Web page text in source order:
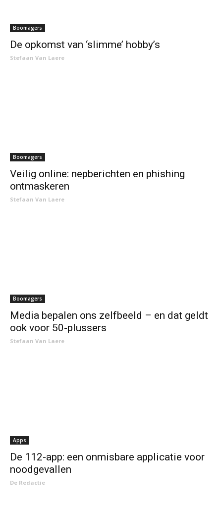
Boomagers
De opkomst van ‘slimme’ hobby’s
Stefaan Van Laere
Boomagers
Veilig online: nepberichten en phishing
ontmaskeren
Stefaan Van Laere
Boomagers
Media bepalen ons zelfbeeld – en dat geldt
ook voor 50-plussers
Stefaan Van Laere
Apps
De 112-app: een onmisbare applicatie voor
noodgevallen
De Redactie